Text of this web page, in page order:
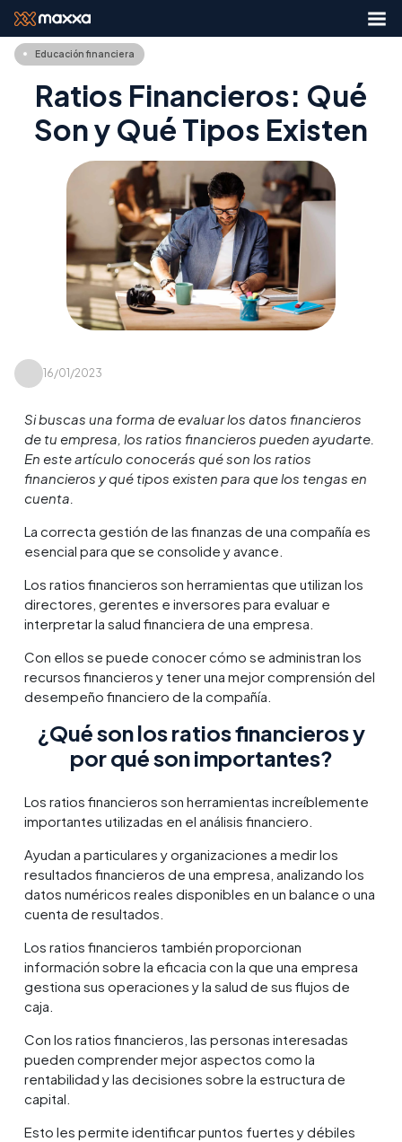
Educación financiera
Ratios Financieros: Qué
Son y Qué Tipos Existen
16/01/2023
Si buscas una forma de evaluar los datos financieros
de tu empresa, los ratios financieros pueden ayudarte.
En este artículo conocerás qué son los ratios
financieros y qué tipos existen para que los tengas en
cuenta.
La correcta gestión de las finanzas de una compañía es
esencial para que se consolide y avance.
Los ratios financieros son herramientas que utilizan los
directores, gerentes e inversores para evaluar e
interpretar la salud financiera de una empresa.
Con ellos se puede conocer cómo se administran los
recursos financieros y tener una mejor comprensión del
desempeño financiero de la compañía.
¿Qué son los ratios financieros y
por qué son importantes?
Los ratios financieros son herramientas increíblemente
importantes utilizadas en el análisis financiero.
Ayudan a particulares y organizaciones a medir los
resultados financieros de una empresa, analizando los
datos numéricos reales disponibles en un balance o una
cuenta de resultados.
Los ratios financieros también proporcionan
información sobre la eficacia con la que una empresa
gestiona sus operaciones y la salud de sus flujos de
caja.
Con los ratios financieros, las personas interesadas
pueden comprender mejor aspectos como la
rentabilidad y las decisiones sobre la estructura de
capital.
Esto les permite identificar puntos fuertes y débiles